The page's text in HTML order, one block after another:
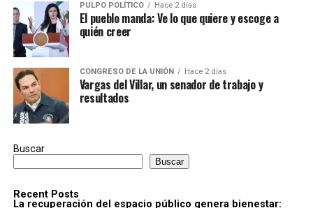
PULPO POLÍTICO Hace 2 días
El pueblo manda: Ve lo que quiere y escoge a
quién creer
CONGRESO DE LA UNIÓN Hace 2 días
Vargas del Villar, un senador de trabajo y
resultados
Buscar
Buscar
Recent Posts
La recuperación del espacio público genera bienestar: